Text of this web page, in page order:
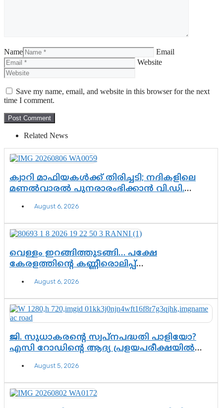
Name
Email
Website
Save my name, email, and website in this browser for the next
time I comment.
Related News
ക്വാറി മാഫിയകൾക്ക് തിരിച്ചടി; നദികളിലെ
മണൽവാരൽ പുനരാരംഭിക്കാൻ വി.ഡി.
August 6, 2026
വെള്ളം ഇറങ്ങിത്തുടങ്ങി… പക്ഷേ
കേരളത്തിന്റെ കണ്ണീരൊലിപ്പ്
August 6, 2026
ജി. സുധാകരന്റെ സ്വപ്നപദ്ധതി പാളിയോ?
എസി റോഡിന്റെ ആദ്യ പ്രളയപരീക്ഷയിൽ
August 5, 2026